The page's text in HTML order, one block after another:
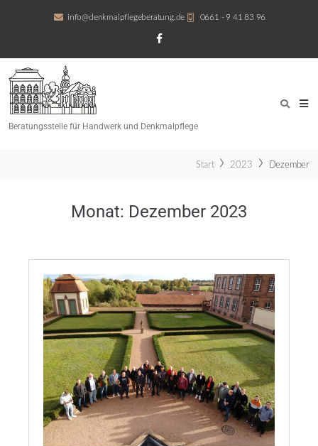
info@denkmalpflegeberatung.de 0661 - 9 41 83 96
Beratungsstelle für Handwerk und Denkmalpflege
Start 2023 Dezember
Monat: Dezember 2023